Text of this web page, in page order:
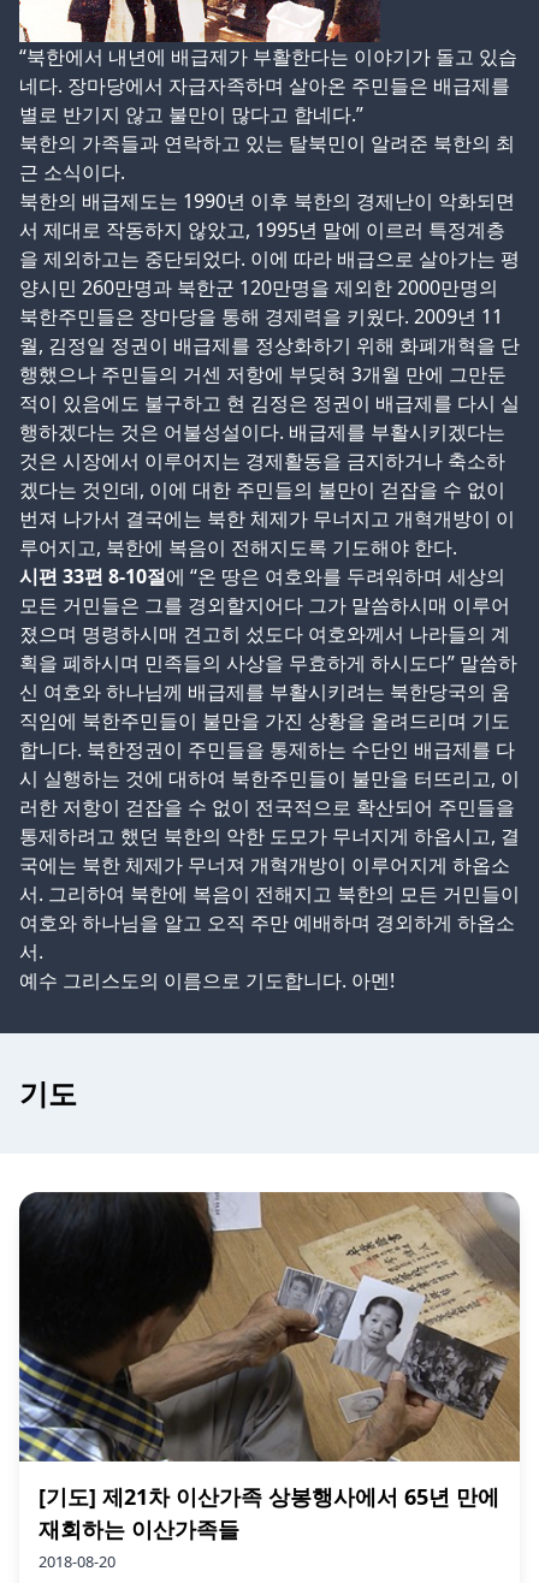
“북한에서 내년에 배급제가 부활한다는 이야기가 돌고 있습
네다. 장마당에서 자급자족하며 살아온 주민들은 배급제를
별로 반기지 않고 불만이 많다고 합네다.”
북한의 가족들과 연락하고 있는 탈북민이 알려준 북한의 최
근 소식이다.
북한의 배급제도는 1990년 이후 북한의 경제난이 악화되면
서 제대로 작동하지 않았고, 1995년 말에 이르러 특정계층
을 제외하고는 중단되었다. 이에 따라 배급으로 살아가는 평
양시민 260만명과 북한군 120만명을 제외한 2000만명의
북한주민들은 장마당을 통해 경제력을 키웠다. 2009년 11
월, 김정일 정권이 배급제를 정상화하기 위해 화폐개혁을 단
행했으나 주민들의 거센 저항에 부딪혀 3개월 만에 그만둔
적이 있음에도 불구하고 현 김정은 정권이 배급제를 다시 실
행하겠다는 것은 어불성설이다. 배급제를 부활시키겠다는
것은 시장에서 이루어지는 경제활동을 금지하거나 축소하
겠다는 것인데, 이에 대한 주민들의 불만이 걷잡을 수 없이
번져 나가서 결국에는 북한 체제가 무너지고 개혁개방이 이
루어지고, 북한에 복음이 전해지도록 기도해야 한다.
시편 33편 8-10절에 “온 땅은 여호와를 두려워하며 세상의
모든 거민들은 그를 경외할지어다 그가 말씀하시매 이루어
졌으며 명령하시매 견고히 섰도다 여호와께서 나라들의 계
획을 폐하시며 민족들의 사상을 무효하게 하시도다” 말씀하
신 여호와 하나님께 배급제를 부활시키려는 북한당국의 움
직임에 북한주민들이 불만을 가진 상황을 올려드리며 기도
합니다. 북한정권이 주민들을 통제하는 수단인 배급제를 다
시 실행하는 것에 대하여 북한주민들이 불만을 터뜨리고, 이
러한 저항이 걷잡을 수 없이 전국적으로 확산되어 주민들을
통제하려고 했던 북한의 악한 도모가 무너지게 하옵시고, 결
국에는 북한 체제가 무너져 개혁개방이 이루어지게 하옵소
서. 그리하여 북한에 복음이 전해지고 북한의 모든 거민들이
여호와 하나님을 알고 오직 주만 예배하며 경외하게 하옵소
서.
예수 그리스도의 이름으로 기도합니다. 아멘!
기도
[기도] 제21차 이산가족 상봉행사에서 65년 만에
재회하는 이산가족들
2018-08-20